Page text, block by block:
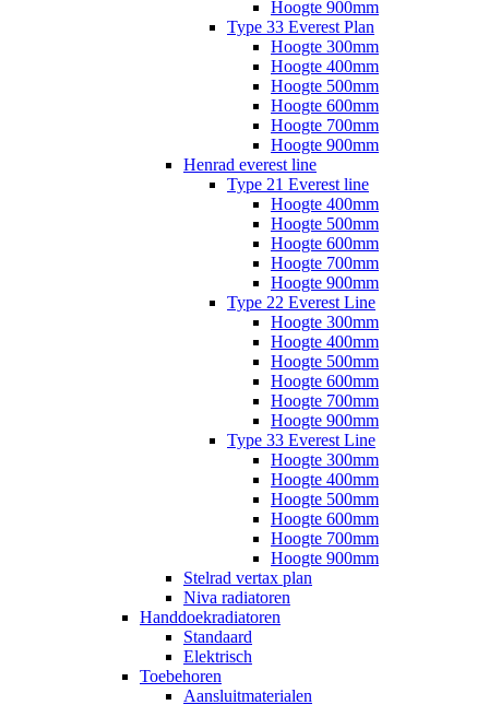
Hoogte 900mm
Type 33 Everest Plan
Hoogte 300mm
Hoogte 400mm
Hoogte 500mm
Hoogte 600mm
Hoogte 700mm
Hoogte 900mm
Henrad everest line
Type 21 Everest line
Hoogte 400mm
Hoogte 500mm
Hoogte 600mm
Hoogte 700mm
Hoogte 900mm
Type 22 Everest Line
Hoogte 300mm
Hoogte 400mm
Hoogte 500mm
Hoogte 600mm
Hoogte 700mm
Hoogte 900mm
Type 33 Everest Line
Hoogte 300mm
Hoogte 400mm
Hoogte 500mm
Hoogte 600mm
Hoogte 700mm
Hoogte 900mm
Stelrad vertax plan
Niva radiatoren
Handdoekradiatoren
Standaard
Elektrisch
Toebehoren
Aansluitmaterialen